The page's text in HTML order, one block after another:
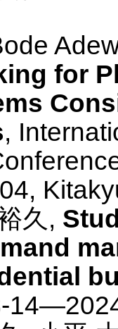
for
,
,
久 ,
14—